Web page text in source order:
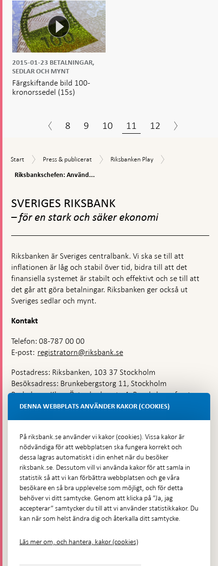
2015-01-23 BETALNINGAR,
SEDLAR OCH MYNT
Färgskiftande bild 100-
kronorssedel (15s)
8 9 10 11 12
Start
Start
Press
publicerat
Press & publicerat
Riksbanken
Riksbanken Play
Riksbankschefen: Använd...
toppnavigation
SVERIGES RIKSBANK
– för en stark och säker ekonomi
Riksbanken är Sveriges centralbank. Vi ska se till att
inflationen är låg och stabil över tid, bidra till att det
finansiella systemet är stabilt och effektivt och se till att
det går att göra betalningar. Riksbanken ger också ut
Sveriges sedlar och mynt.
Kontakt
Telefon: 08-787 00 00
E-post: registratorn@riksbank.se
Postadress: Riksbanken, 103 37 Stockholm
Besöksadress: Brunkebergstorg 11, Stockholm
Budadress: Klara Östra kyrkogata 4, Brunkebergsfaret,
Lastplats 6
Hitta direkt
Frågor och svar-
Öppnas
i
ny
flik
Till Riksbankens webbarkiv-
Öppnas
i
ny
Presskontakt
Integritetspolicy
DENNA WEBBPLATS ANVÄNDER KAKOR (COOKIES)
På riksbank.se använder vi kakor (cookies). Vissa kakor är
nödvändiga för att webbplatsen ska fungera korrekt och
dessa lagras automatiskt i din enhet när du besöker
riksbank.se. Dessutom vill vi använda kakor för att samla in
statistik så att vi kan förbättra webbplatsen och ge våra
besökare en så bra upplevelse som möjligt, och för detta
behöver vi ditt samtycke. Genom att klicka på ”Ja, jag
accepterar” samtycker du till att vi använder statistikkakor. Du
kan när som helst ändra dig och återkalla ditt samtycke.
Läs mer om, och hantera, kakor (cookies)